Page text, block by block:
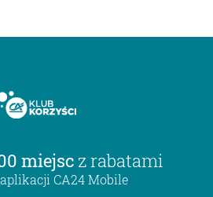
miejsc z rabatami
CA24 Mobile